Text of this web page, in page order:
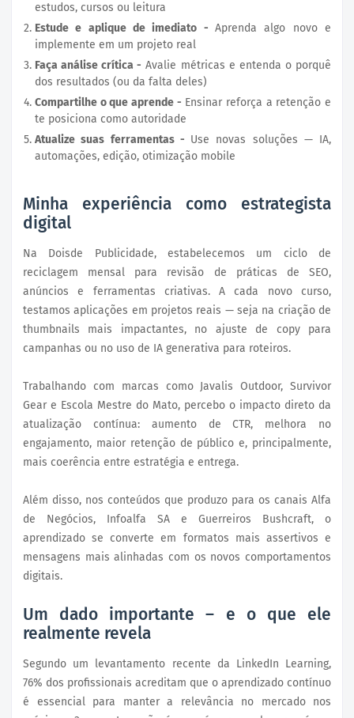
estudos, cursos ou leitura
Estude e aplique de imediato - Aprenda algo novo e
implemente em um projeto real
Faça análise crítica - Avalie métricas e entenda o porquê
dos resultados (ou da falta deles)
Compartilhe o que aprende - Ensinar reforça a retenção e
te posiciona como autoridade
Atualize suas ferramentas - Use novas soluções — IA,
automações, edição, otimização mobile
Minha experiência como estrategista
digital
Na Doisde Publicidade, estabelecemos um ciclo de
reciclagem mensal para revisão de práticas de SEO,
anúncios e ferramentas criativas. A cada novo curso,
testamos aplicações em projetos reais — seja na criação de
thumbnails mais impactantes, no ajuste de copy para
campanhas ou no uso de IA generativa para roteiros.
Trabalhando com marcas como Javalis Outdoor, Survivor
Gear e Escola Mestre do Mato, percebo o impacto direto da
atualização contínua: aumento de CTR, melhora no
engajamento, maior retenção de público e, principalmente,
mais coerência entre estratégia e entrega.
Além disso, nos conteúdos que produzo para os canais Alfa
de Negócios, Infoalfa SA e Guerreiros Bushcraft, o
aprendizado se converte em formatos mais assertivos e
mensagens mais alinhadas com os novos comportamentos
digitais.
Um dado importante – e o que ele
realmente revela
Segundo um levantamento recente da LinkedIn Learning,
76% dos profissionais acreditam que o aprendizado contínuo
é essencial para manter a relevância no mercado nos